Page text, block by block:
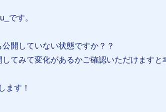
です。
開していない状態ですか？？
てみて変化があるかご確認いただけますと
ます！